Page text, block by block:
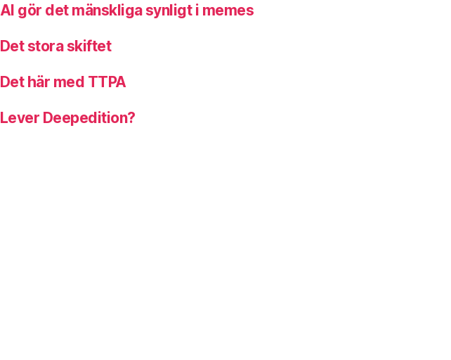
AI gör det mänskliga synligt i memes
Det stora skiftet
Det här med TTPA
Lever Deepedition?